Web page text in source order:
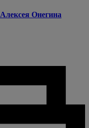
Алексея Онегина